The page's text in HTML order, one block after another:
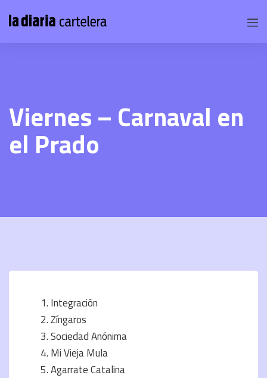
Viernes – Carnaval en
el Prado
Integración
Zíngaros
Sociedad Anónima
Mi Vieja Mula
Agarrate Catalina